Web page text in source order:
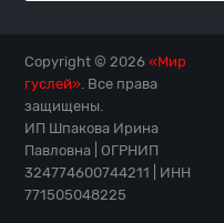
Copyright © 2026«Мир
гуслей» . Все права
защищены.
ИП Шпакова Ирина
Павловна | ОГРНИП
324774600744211 | ИНН
771505048225